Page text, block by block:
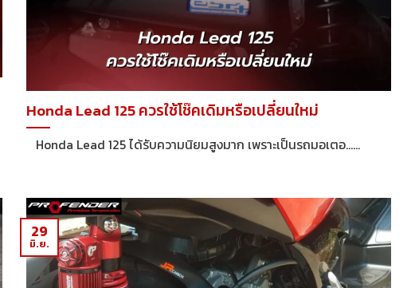
Honda Lead 125 ควรใช้โช๊คเดิมหรือเปลี่ยนใหม่
Honda Lead 125 ได้รับความนิยมสูงมาก เพราะเป็นรถมอเตอ......
29
มิ.ย.